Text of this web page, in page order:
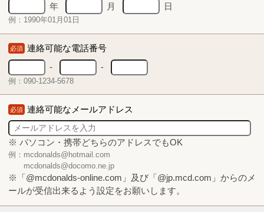
年
月 日
例：1990年01月01日
必須 連絡可能な電話番号
-
-
例：090-1234-5678
必須 連絡可能なメールアドレス
※ パソコン・携帯どちらのアドレスでもOK
例：mcdonalds@hotmail.com
mcdonalds@docomo.ne.jp
※「@mcdonalds-online.com」及び「@jp.mcd.com」からのメ
ールが受信出来るよう設定をお願いします。